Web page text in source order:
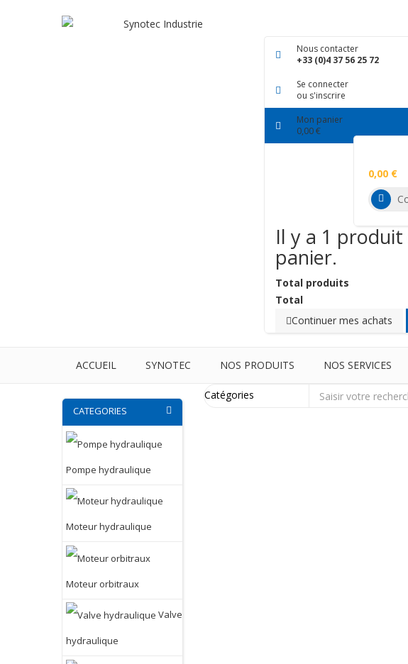
Nous contacter
+33 (0)4 37 56 25 72
Se connecter
ou s'inscrire
Mon panier
0,00 €
0,00 €
Il y a 1
panier.
Total produits
Total
Continuer mes achats
ACCUEIL SYNOTEC NOS PRODUITS NOS SERVICES
CATEGORIES
Pompe hydraulique
Moteur hydraulique
Moteur orbitraux
Valve
hydraulique